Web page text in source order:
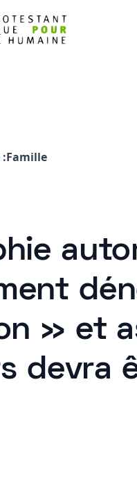
Famille
» et
devra